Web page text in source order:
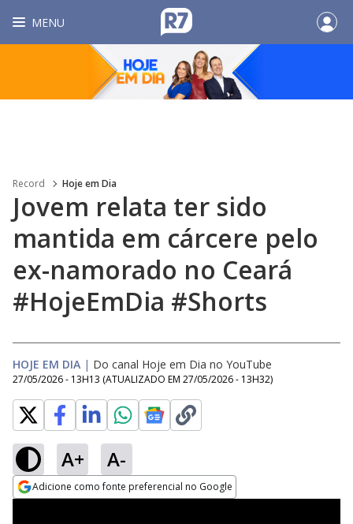
MENU
Record Hoje em Dia
Jovem relata ter sido
mantida em cárcere pelo
ex-namorado no Ceará
#HojeEmDia #Shorts
HOJE EM DIA | Do canal Hoje em Dia no YouTube
27/05/2026 - 13H13 (ATUALIZADO EM 27/05/2026 - 13H32)
A+ A-
Adicione como fonte preferencial no Google